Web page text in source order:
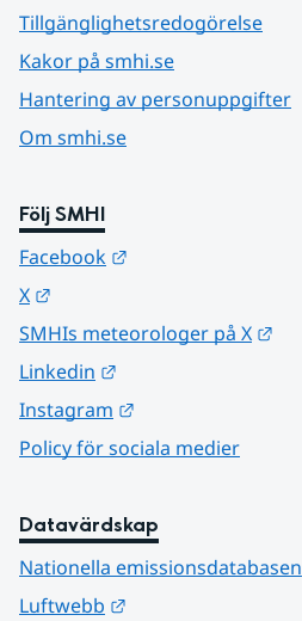
Tillgänglighetsredogörelse
Kakor på smhi.se
Hantering av personuppgifter
Om smhi.se
Följ SMHI
Facebook
X
SMHIs meteorologer på X
Linkedin
Instagram
Policy för sociala medier
Datavärdskap
Nationella emissionsdatabasen
Luftwebb